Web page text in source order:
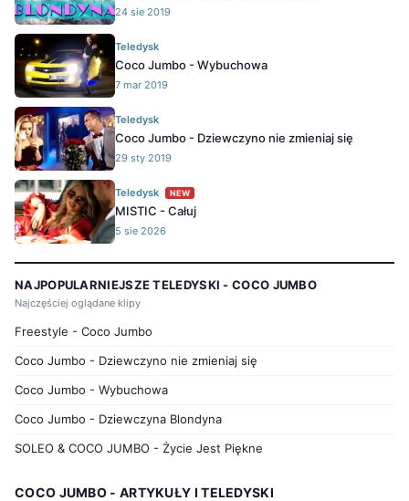
24 sie 2019
Teledysk
Coco Jumbo - Wybuchowa
7 mar 2019
Teledysk
Coco Jumbo - Dziewczyno nie zmieniaj się
29 sty 2019
Teledysk NEW
MISTIC - Całuj
5 sie 2026
NAJPOPULARNIEJSZE TELEDYSKI - COCO JUMBO
Najczęściej oglądane klipy
Freestyle - Coco Jumbo
Coco Jumbo - Dziewczyno nie zmieniaj się
Coco Jumbo - Wybuchowa
Coco Jumbo - Dziewczyna Blondyna
SOLEO & COCO JUMBO - Życie Jest Piękne
COCO JUMBO - ARTYKUŁY I TELEDYSKI